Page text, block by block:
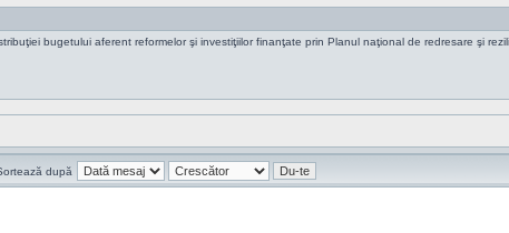
bugetului aferent reformelor şi investiţiilor finanţate prin Planul naţional de redresare şi
după